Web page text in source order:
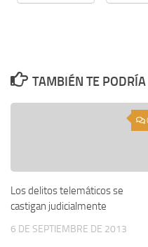
TAMBIÉN TE PODRÍA
Los delitos telemáticos se
castigan judicialmente
6 DE SEPTIEMBRE DE 2013